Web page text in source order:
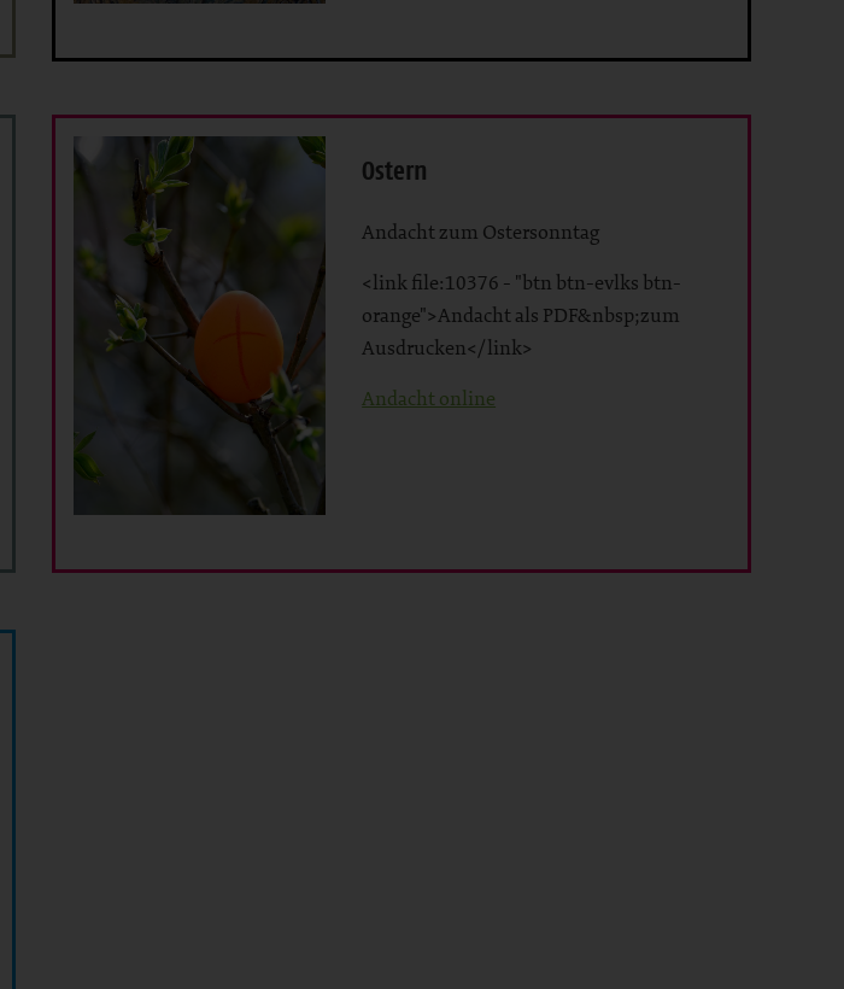
Ostern
Andacht zum Ostersonntag
<link file:10376 - "btn btn-evlks btn-
orange">Andacht als PDF&nbsp;zum
Ausdrucken</link>
Andacht online